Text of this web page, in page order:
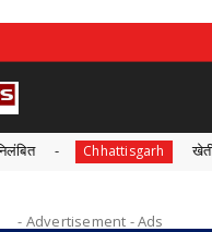
Chhattisgarh खेती में तकनीक का
- Advertisement -Ads